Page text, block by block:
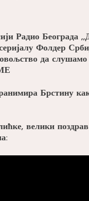
Радио Београда
Фолдер
да
Брстину
велики